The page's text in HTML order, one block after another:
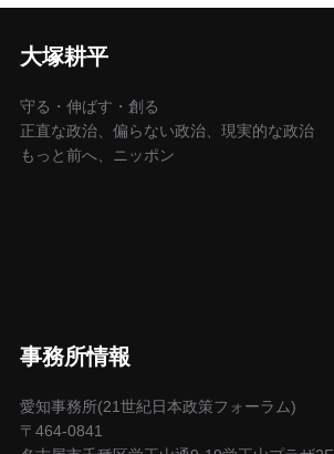
大塚耕平
守る・伸ばす・創る
正直な政治、偏らない政治、現実的な政治
もっと前へ、ニッポン
事務所情報
愛知事務所(21世紀日本政策フォーラム)
〒464-0841